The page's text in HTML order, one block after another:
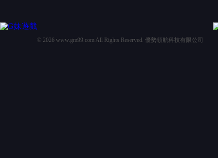
© 2026 www.gm99.com All Rights Reserved. 優勢領航科技有限公司